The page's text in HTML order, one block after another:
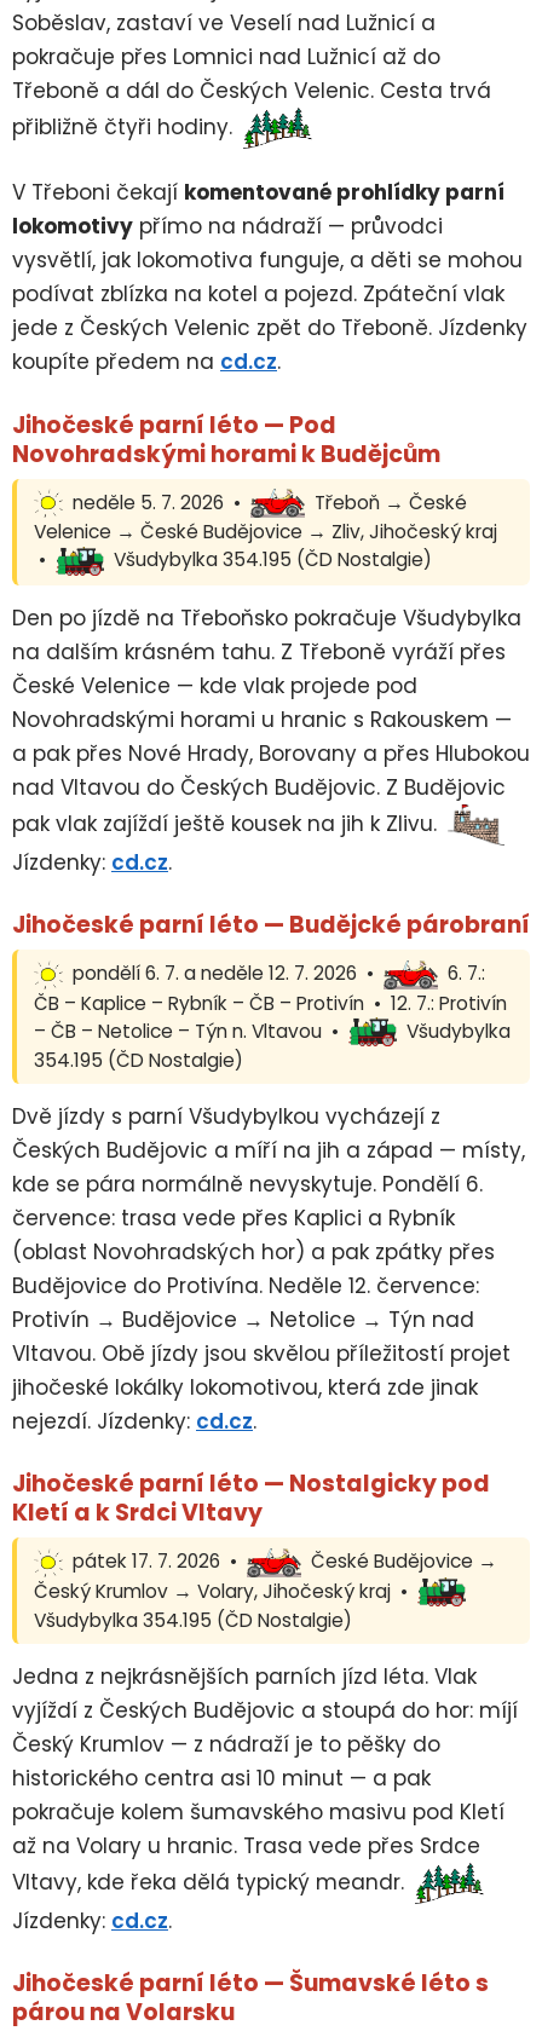
Soběslav, zastaví ve Veselí nad Lužnicí a
pokračuje přes Lomnici nad Lužnicí až do
Třeboně a dál do Českých Velenic. Cesta trvá
přibližně čtyři hodiny.
V Třeboni čekají komentované prohlídky parní
lokomotivy přímo na nádraží — průvodci
vysvětlí, jak lokomotiva funguje, a děti se mohou
podívat zblízka na kotel a pojezd. Zpáteční vlak
jede z Českých Velenic zpět do Třeboně. Jízdenky
koupíte předem na cd.cz.
Jihočeské parní léto — Pod
Novohradskými horami k Budějcům
neděle 5. 7. 2026 •
Třeboň → České
Velenice → České Budějovice → Zliv, Jihočeský kraj
•
Všudybylka 354.195 (ČD Nostalgie)
Den po jízdě na Třeboňsko pokračuje Všudybylka
na dalším krásném tahu. Z Třeboně vyráží přes
České Velenice — kde vlak projede pod
Novohradskými horami u hranic s Rakouskem —
a pak přes Nové Hrady, Borovany a přes Hlubokou
nad Vltavou do Českých Budějovic. Z Budějovic
pak vlak zajíždí ještě kousek na jih k Zlivu.
Jízdenky: cd.cz.
Jihočeské parní léto — Budějcké párobraní
pondělí 6. 7. a neděle 12. 7. 2026 •
6. 7.:
ČB – Kaplice – Rybník – ČB – Protivín • 12. 7.: Protivín
– ČB – Netolice – Týn n. Vltavou •
Všudybylka
354.195 (ČD Nostalgie)
Dvě jízdy s parní Všudybylkou vycházejí z
Českých Budějovic a míří na jih a západ — místy,
kde se pára normálně nevyskytuje. Pondělí 6.
července: trasa vede přes Kaplici a Rybník
(oblast Novohradských hor) a pak zpátky přes
Budějovice do Protivína. Neděle 12. července:
Protivín → Budějovice → Netolice → Týn nad
Vltavou. Obě jízdy jsou skvělou příležitostí projet
jihočeské lokálky lokomotivou, která zde jinak
nejezdí. Jízdenky: cd.cz.
Jihočeské parní léto — Nostalgicky pod
Kletí a k Srdci Vltavy
pátek 17. 7. 2026 •
České Budějovice →
Český Krumlov → Volary, Jihočeský kraj •
Všudybylka 354.195 (ČD Nostalgie)
Jedna z nejkrásnějších parních jízd léta. Vlak
vyjíždí z Českých Budějovic a stoupá do hor: míjí
Český Krumlov — z nádraží je to pěšky do
historického centra asi 10 minut — a pak
pokračuje kolem šumavského masivu pod Kletí
až na Volary u hranic. Trasa vede přes Srdce
Vltavy, kde řeka dělá typický meandr.
Jízdenky: cd.cz.
Jihočeské parní léto — Šumavské léto s
párou na Volarsku